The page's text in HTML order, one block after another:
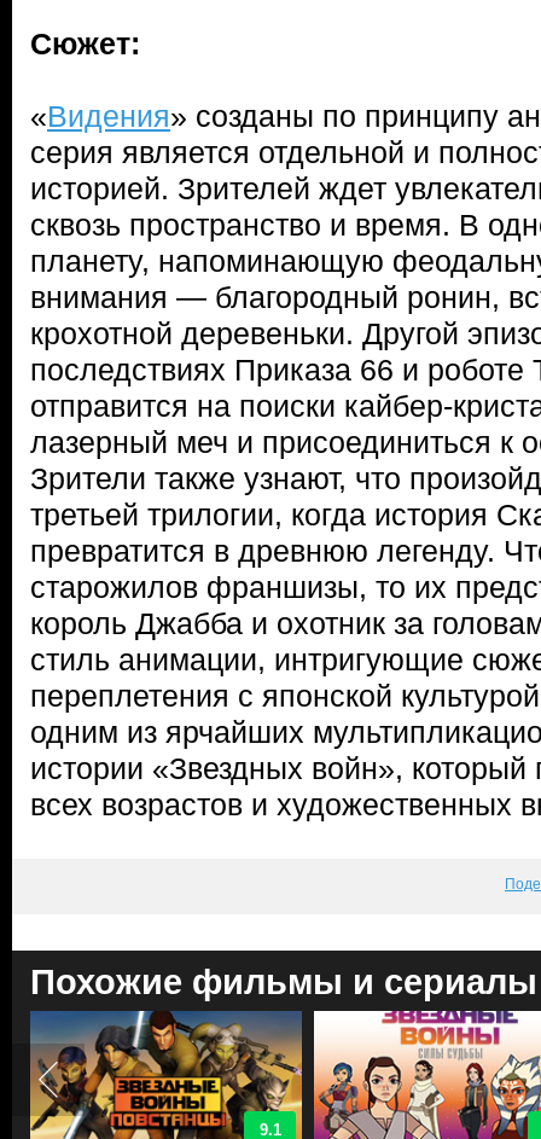
Сюжет:
«Видения» созданы по принципу
серия является отдельной и
историей. Зрителей ждет
сквозь пространство и время. В
планету, напоминающую
внимания — благородный ронин,
крохотной деревеньки. Другой
последствиях Приказа 66 и роботе
отправится на поиски кайбер-
лазерный меч и присоединиться к
Зрители также узнают, что
третьей трилогии, когда история
превратится в древнюю легенду.
старожилов франшизы, то их
король Джабба и охотник за
стиль анимации, интригующие
переплетения с японской
одним из ярчайших
истории «Звездных войн», который
всех возрастов и художественных
Похожие фильмы и сериалы
9.1